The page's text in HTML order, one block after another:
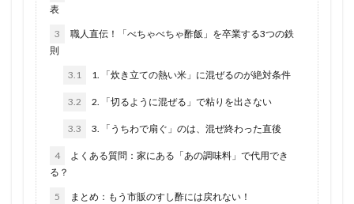
表
3
職人直伝！「べちゃべちゃ酢飯」を卒業する3つの鉄
則
3.1 1. 「炊き立ての熱い米」に混ぜるのが絶対条件
3.2 2. 「切るように混ぜる」で粘りを出さない
3.3 3. 「うちわで扇ぐ」のは、混ぜ終わった直後
4
よくある質問：家にある「あの調味料」で代用でき
る？
5 まとめ：もう市販のすし酢には戻れない！